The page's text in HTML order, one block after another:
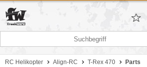
RC Helikopter Align-RC T-Rex 470 Parts